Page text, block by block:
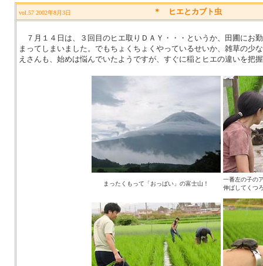
vol.57 2002年8月3日 ＊ ヒエとカブト虫
７月１４日は、３回目のヒエ取りＤＡＹ・・・というか、田圃にお
まってしまいました。でもちょくちょくやっているせいか、雑草の少
えさんも、始めは悩んでいたようですが、すぐに稲とヒエの違いを把
まったくもって「おっぱい」の富士山！
一番左の子の
伸ばしてくつ